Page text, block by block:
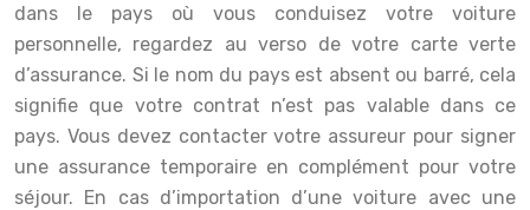
dans le pays où vous conduisez votre voiture
personnelle, regardez au verso de votre carte verte
d’assurance. Si le nom du pays est absent ou barré, cela
signifie que votre contrat n’est pas valable dans ce
pays. Vous devez contacter votre assureur pour signer
une assurance temporaire en complément pour votre
séjour. En cas d’importation d’une voiture avec une